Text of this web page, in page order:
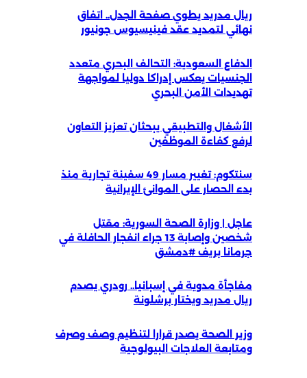
ريال مدريد يطوي صفحة الجدل.. اتفاق
نهائي لتمديد عقد فينيسيوس جونيور
الدفاع السعودية: التحالف البحري متعدد
الجنسيات يعكس إدراكا دوليا لمواجهة
تهديدات الأمن البحري
الأشغال والتطبيقي يبحثان تعزيز التعاون
لرفع كفاءة الموظفين
سنتكوم: تغيير مسار 49 سفينة تجارية منذ
بدء الحصار على الموانئ الإيرانية
عاجل | وزارة الصحة السورية: مقتل
شخصين وإصابة 13 جراء انفجار الحافلة في
جرمانا بريف #دمشق
مفاجأة مدوية في إسبانيا.. رودري يصدم
ريال مدريد ويختار برشلونة
وزير الصحة يصدر قرارا لتنظيم وصف وصرف
ومتابعة العلاجات البيولوجية